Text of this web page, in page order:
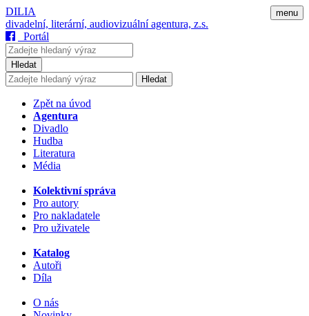
menu
DILIA
divadelní, literární, audiovizuální agentura, z.s.
Portál
Hledat
Hledat
Zpět na úvod
Agentura
Divadlo
Hudba
Literatura
Média
Kolektivní správa
Pro autory
Pro nakladatele
Pro uživatele
Katalog
Autoři
Díla
O nás